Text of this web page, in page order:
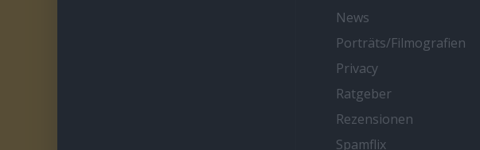
News
Porträts/Filmografien
Privacy
Ratgeber
Rezensionen
Spamflix